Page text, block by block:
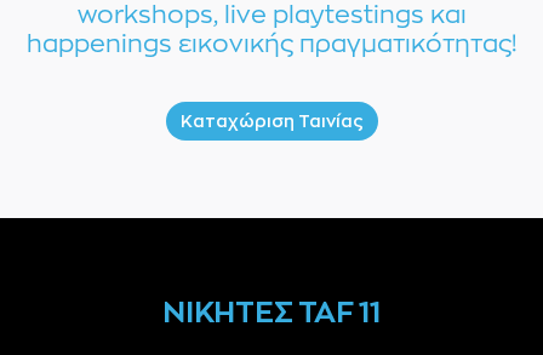
workshops, live playtestings και
happenings εικονικής πραγματικότητας!
Καταχώριση Ταινίας
ΝΙΚΗΤΕΣ TAF 11